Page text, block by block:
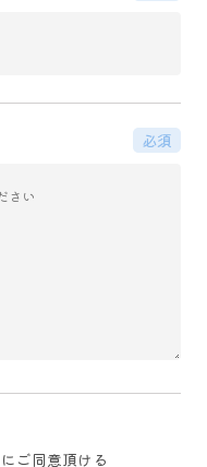
必須
にご同意頂ける